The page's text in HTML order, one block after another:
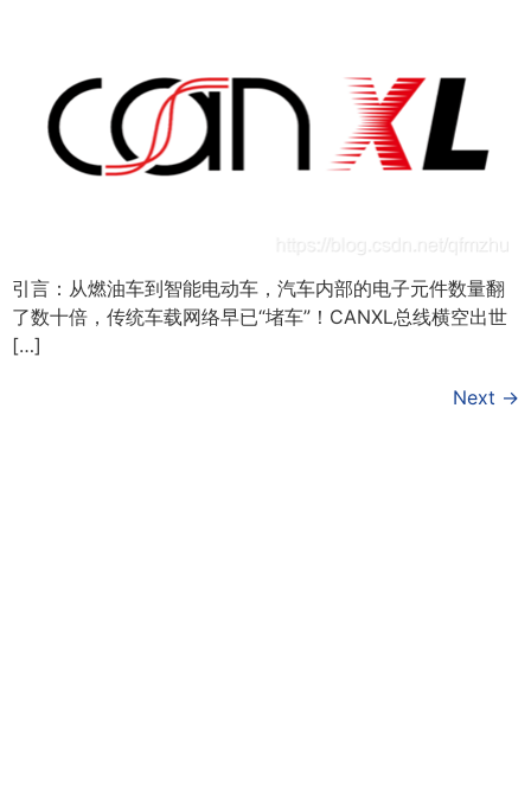
引言：从燃油车到智能电动车，汽车内部的电子元件数量翻
了数十倍，传统车载网络早已“堵车”！CANXL总线横空出世
[…]
Next →